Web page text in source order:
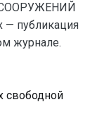
публикация
журнале.
свободной